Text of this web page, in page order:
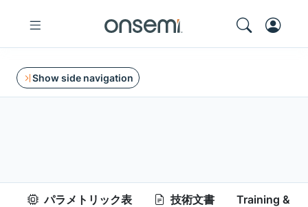
Show side navigation
パラメトリック表 技術文書 Training &